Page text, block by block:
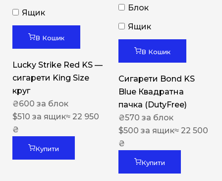
Ящик
В Кошик
Lucky Strike Red KS —
сигарети King Size
круг
₴600 за блок
$510 за ящик≈ 22 950
₴
Купити
Блок
Ящик
В Кошик
Сигарети Bond KS
Blue Квадратна
пачка (DutyFree)
₴570 за блок
$500 за ящик≈ 22 500
₴
Купити